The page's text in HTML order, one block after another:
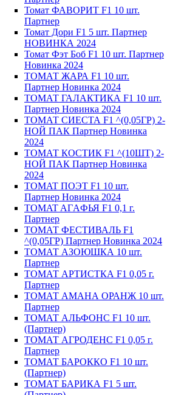
Томат ФАВОРИТ F1 10 шт.
Партнер
Томат Дори F1 5 шт. Партнер
НОВИНКА 2024
Томат Фэт Боб F1 10 шт. Партнер
Новинка 2024
ТОМАТ ЖАРА F1 10 шт.
Партнер Новинка 2024
ТОМАТ ГАЛАКТИКА F1 10 шт.
Партнер Новинка 2024
ТОМАТ СИЕСТА F1 ^(0,05ГР) 2-
НОЙ ПАК Партнер Новинка
2024
ТОМАТ КОСТИК F1 ^(10ШТ) 2-
НОЙ ПАК Партнер Новинка
2024
TOMAT ПOЭT F1 10 шт.
Пapтнeр Новинка 2024
TOMAT AГAФЬЯ F1 0,1 г.
Пapтнep
ТОМАТ ФЕСТИВАЛЬ F1
^(0,05ГР) Партнер Новинка 2024
ТОМАТ АЗОЮШКА 10 шт.
Партнер
ТОМАТ АРТИСТКА F1 0,05 г.
Партнер
ТОМАТ АМАНА ОРАНЖ 10 шт.
Партнер
ТОМАТ АЛЬФОНС F1 10 шт.
(Партнер)
ТОМАТ АГРОДЕНС F1 0,05 г.
Партнер
ТОМАТ БАРОККО F1 10 шт.
(Партнер)
ТОМАТ БАРИКА F1 5 шт.